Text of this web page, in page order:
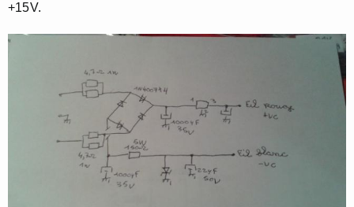
+15V.